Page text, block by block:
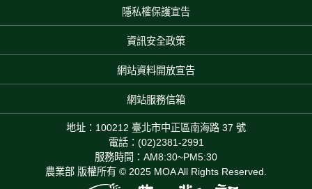
隱私權保護宣告
資訊安全政策
網站資料開放宣告
網站服務信箱
地址：100212 臺北市中正區南海路 37 號
電話：(02)2381-2991
服務時間：AM8:30~PM5:30
農業部 版權所有 © 2025 MOA All Rights Reserved.